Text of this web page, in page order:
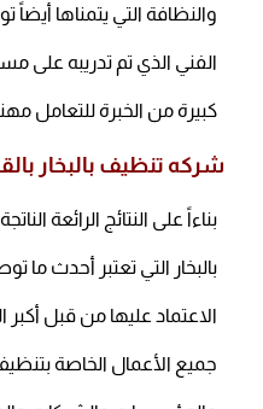
والنظافة التي يتمناها
الفني الذي تم تدريبه على
كبيرة من الخبرة للتعامل
شركه تنظيف بالبخار
بناءاً على النتائج الرائعة
بالبخار التي تعتبر أحدث ما
الاعتماد عليها من قبل أكبر
جميع الأعمال الخاصة